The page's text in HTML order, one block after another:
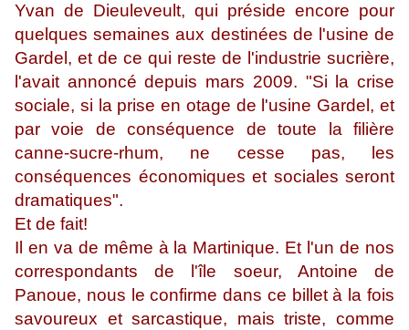
Yvan de Dieuleveult, qui préside encore pour
quelques semaines aux destinées de l'usine de
Gardel, et de ce qui reste de l'industrie sucrière,
l'avait annoncé depuis mars 2009. "Si la crise
sociale, si la prise en otage de l'usine Gardel, et
par voie de conséquence de toute la filière
canne-sucre-rhum, ne cesse pas, les
conséquences économiques et sociales seront
dramatiques".
Et de fait!
Il en va de même à la Martinique. Et l'un de nos
correspondants de l'île soeur, Antoine de
Panoue, nous le confirme dans ce billet à la fois
savoureux et sarcastique, mais triste, comme